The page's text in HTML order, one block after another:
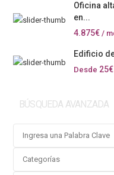
Oficina
en...
4.875€ /
Edificio
Desde 25€
BÚSQUEDA AVANZADA
Categorías